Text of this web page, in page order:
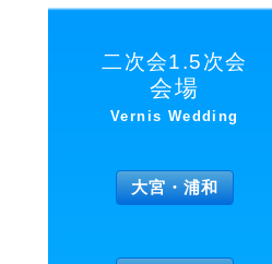
二次会1.5次会
会場
Vernis Wedding
大宮・浦和